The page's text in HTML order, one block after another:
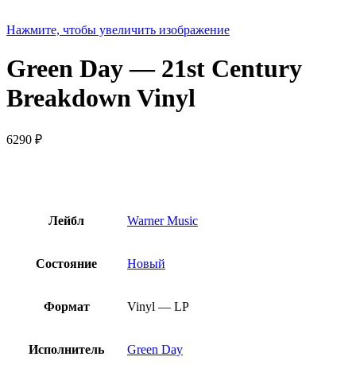
Нажмите, чтобы увеличить изображение
Green Day — 21st Century
Breakdown Vinyl
6290 ₽
Лейбл Warner Music
Состояние Новый
Формат Vinyl — LP
Исполнитель Green Day